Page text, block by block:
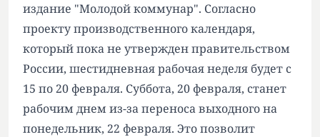
издание "Молодой коммунар". Согласно
проекту производственного календаря,
который пока не утвержден правительством
России, шестидневная рабочая неделя будет с
15 по 20 февраля. Суббота, 20 февраля, станет
рабочим днем из-за переноса выходного на
понедельник, 22 февраля. Это позволит